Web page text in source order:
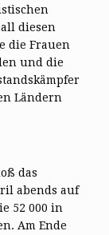
diesen
die Frauen
und die
Ländern
das
abends auf
52 000 in
Am Ende